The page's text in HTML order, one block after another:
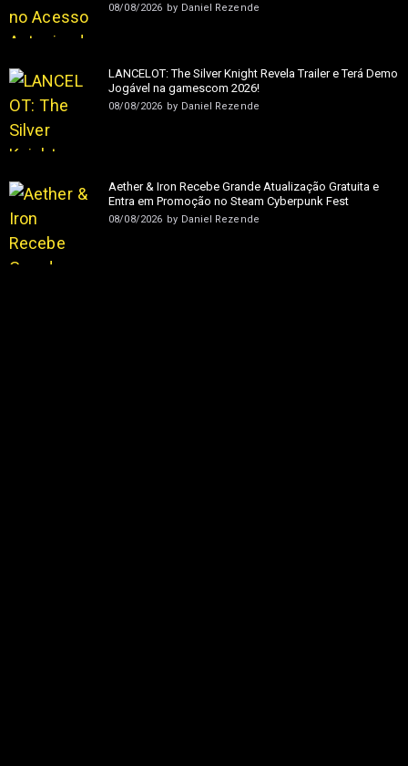
08/08/2026 by Daniel Rezende
LANCELOT: The Silver Knight Revela Trailer e Terá Demo
Jogável na gamescom 2026!
08/08/2026 by Daniel Rezende
Aether & Iron Recebe Grande Atualização Gratuita e
Entra em Promoção no Steam Cyberpunk Fest
08/08/2026 by Daniel Rezende